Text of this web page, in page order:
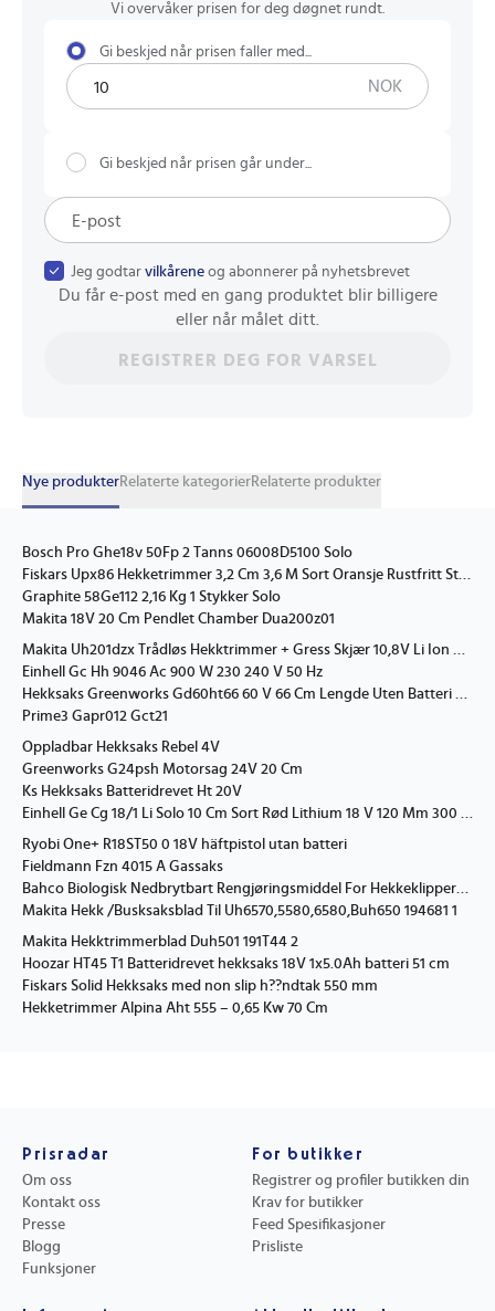
Vi overvåker prisen for deg døgnet rundt.
Gi beskjed når prisen faller med...
NOK
Gi beskjed når prisen går under...
Jeg godtar vilkårene og abonnerer på nyhetsbrevet
Du får e-post med en gang produktet blir billigere
eller når målet ditt.
REGISTRER DEG FOR VARSEL
Nye produkterRelaterte kategorierRelaterte produkter
Bosch Pro Ghe18v 50Fp 2 Tanns 06008D5100 Solo
Fiskars Upx86 Hekketrimmer 3,2 Cm 3,6 M Sort Oransje Rustfritt Stål Bensin 1,9 Kg
Graphite 58Ge112 2,16 Kg 1 Stykker Solo
Makita 18V 20 Cm Pendlet Chamber Dua200z01
Makita Uh201dzx Trådløs Hekktrimmer + Gress Skjær 10,8V Li Ion Cxt Kniv 200 Mm 1,2 Kg Uten Batteri Og Lader
Einhell Gc Hh 9046 Ac 900 W 230 240 V 50 Hz
Hekksaks Greenworks Gd60ht66 60 V 66 Cm Lengde Uten Batteri Og Lader
Prime3 Gapr012 Gct21
Oppladbar Hekksaks Rebel 4V
Greenworks G24psh Motorsag 24V 20 Cm
Ks Hekksaks Batteridrevet Ht 20V
Einhell Ge Cg 18/1 Li Solo 10 Cm Sort Rød Lithium 18 V 120 Mm 300 Mm Solo
Ryobi One+ R18ST50 0 18V häftpistol utan batteri
Fieldmann Fzn 4015 A Gassaks
Bahco Biologisk Nedbrytbart Rengjøringsmiddel For Hekkeklipperblad 400 Ml
Makita Hekk /Busksaksblad Til Uh6570,5580,6580,Buh650 194681 1
Makita Hekktrimmerblad Duh501 191T44 2
Hoozar HT45 T1 Batteridrevet hekksaks 18V 1x5.0Ah batteri 51 cm
Fiskars Solid Hekksaks med non slip h??ndtak 550 mm
Hekketrimmer Alpina Aht 555 – 0,65 Kw 70 Cm
Prisradar
Om oss
Kontakt oss
Presse
Blogg
Funksjoner
For butikker
Registrer og profiler butikken din
Krav for butikker
Feed Spesifikasjoner
Prisliste